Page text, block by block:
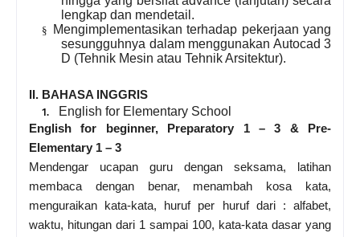
lengkap dan mendetail.
§
Mengimplementasikan terhadap pekerjaan yang
sesungguhnya dalam menggunakan Autocad 3
D (Tehnik Mesin atau Tehnik Arsitektur).
II. BAHASA INGGRIS
1.
English for Elementary School
English for beginner, Preparatory 1 – 3 & Pre-
Elementary 1 – 3
Mendengar ucapan guru dengan seksama, latihan
membaca dengan benar, menambah kosa kata,
menguraikan kata-kata, huruf per huruf dari : alfabet,
waktu, hitungan dari 1 sampai 100, kata-kata dasar yang